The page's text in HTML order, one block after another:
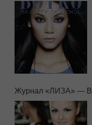
Журнал «ЛИЗА» —